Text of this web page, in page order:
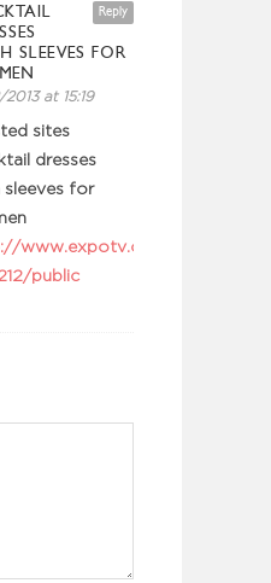
Reply
SLEEVES FOR
2013 at 15:19
sites
dresses
sleeves for
www.expotv.com/profile/
public